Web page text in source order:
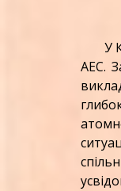
У
АЕС.